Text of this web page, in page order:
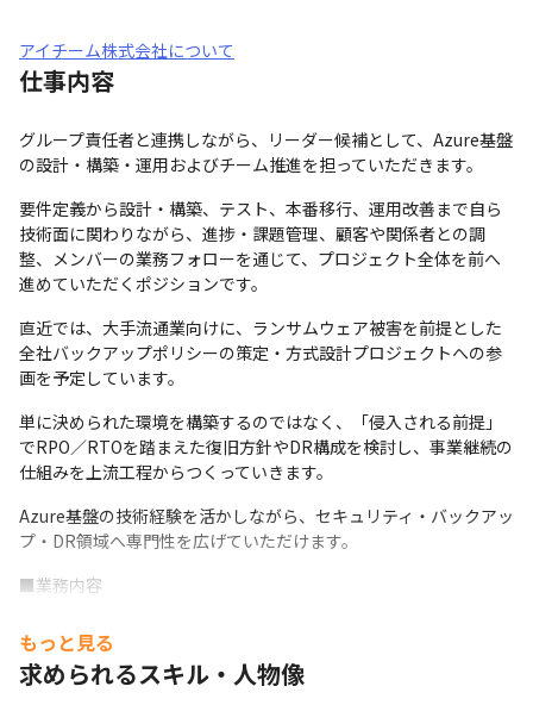
アイチーム株式会社について
仕事内容
グループ責任者と連携しながら、リーダー候補として、Azure基盤
の設計・構築・運用およびチーム推進を担っていただきます。
要件定義から設計・構築、テスト、本番移行、運用改善まで自ら
技術面に関わりながら、進捗・課題管理、顧客や関係者との調
整、メンバーの業務フォローを通じて、プロジェクト全体を前へ
進めていただくポジションです。
直近では、大手流通業向けに、ランサムウェア被害を前提とした
全社バックアップポリシーの策定・方式設計プロジェクトへの参
画を予定しています。
単に決められた環境を構築するのではなく、「侵入される前提」
でRPO／RTOを踏まえた復旧方針やDR構成を検討し、事業継続の
仕組みを上流工程からつくっていきます。
Azure基盤の技術経験を活かしながら、セキュリティ・バックアッ
プ・DR領域へ専門性を広げていただけます。
■業務内容
・バックアップおよびDR設計
・RPO／RTOを踏まえた復旧方針の検討
・設計書・手順書などのドキュメント作成
もっと見る
求められるスキル・人物像